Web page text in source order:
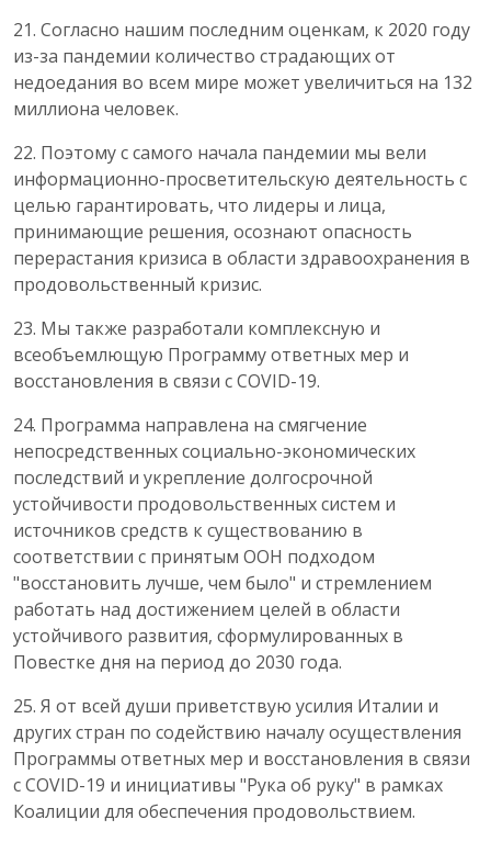
21. Согласно нашим последним оценкам, к 2020 году
из-за пандемии количество страдающих от
недоедания во всем мире может увеличиться на 132
миллиона человек.
22. Поэтому с самого начала пандемии мы вели
информационно-просветительскую деятельность с
целью гарантировать, что лидеры и лица,
принимающие решения, осознают опасность
перерастания кризиса в области здравоохранения в
продовольственный кризис.
23. Мы также разработали комплексную и
всеобъемлющую Программу ответных мер и
восстановления в связи с COVID-19.
24. Программа направлена на смягчение
непосредственных социально-экономических
последствий и укрепление долгосрочной
устойчивости продовольственных систем и
источников средств к существованию в
соответствии с принятым ООН подходом
"восстановить лучше, чем было" и стремлением
работать над достижением целей в области
устойчивого развития, сформулированных в
Повестке дня на период до 2030 года.
25. Я от всей души приветствую усилия Италии и
других стран по содействию началу осуществления
Программы ответных мер и восстановления в связи
с COVID-19 и инициативы "Рука об руку" в рамках
Коалиции для обеспечения продовольствием.